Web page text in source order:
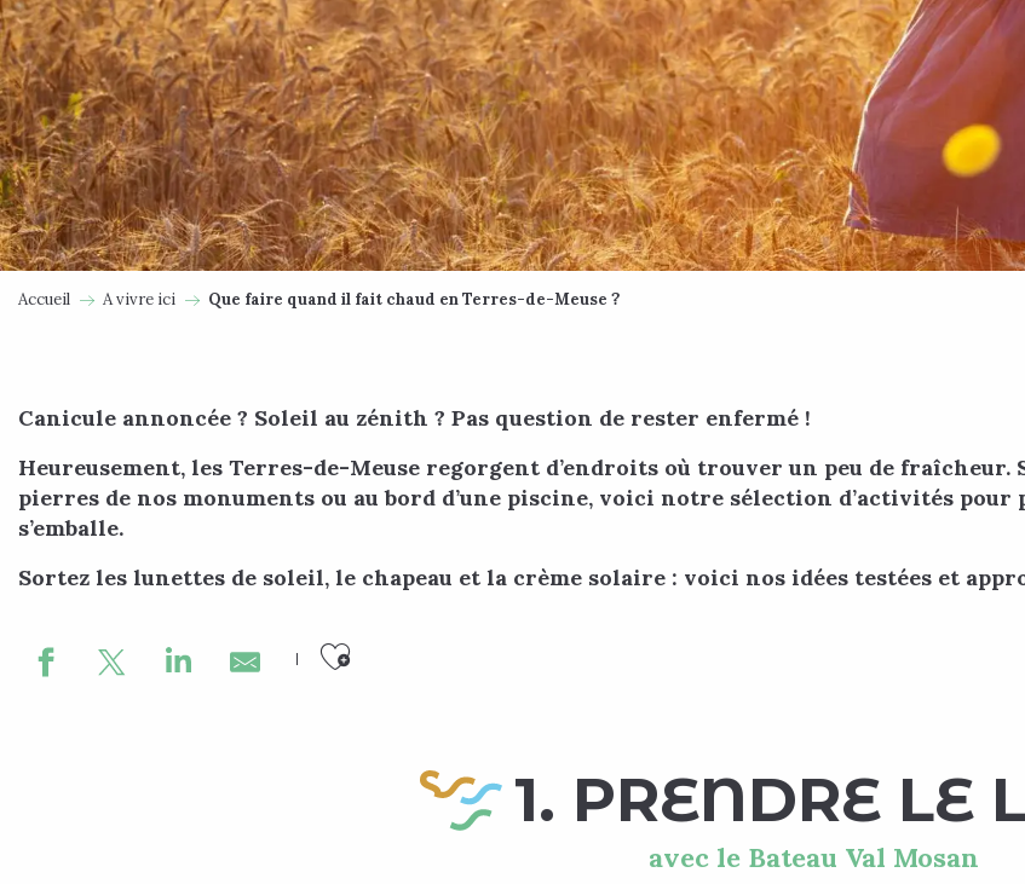
Accueil A vivre ici Que faire quand il fait chaud en Terres-de-Meuse ?
Canicule annoncée ? Soleil au zénith ? Pas question de rester enfermé !
Heureusement, les Terres-de-Meuse regorgent d’endroits où trouver un peu de fraîcheur.
pierres de nos monuments ou au bord d’une piscine, voici notre sélection d’activités
s’emballe.
Sortez les lunettes de soleil, le chapeau et la crème solaire : voici nos idées testées et
Ajouter aux favoris
1. PRENDRE LE
avec le Bateau Val Mosan